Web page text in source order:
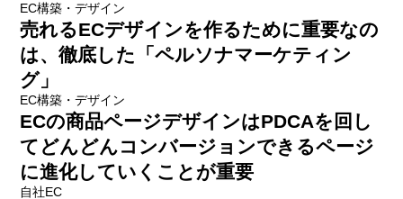
EC構築・デザイン
売れるECデザインを作るために重要なの
は、徹底した「ペルソナマーケティン
グ」
EC構築・デザイン
ECの商品ページデザインはPDCAを回し
てどんどんコンバージョンできるページ
に進化していくことが重要
自社EC